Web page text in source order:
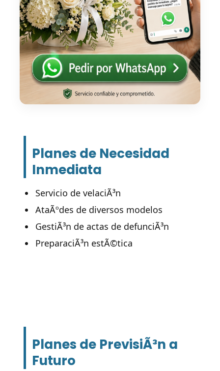
Planes de Necesidad
Inmediata
Servicio de velaciÃ³n
AtaÃºdes de diversos modelos
GestiÃ³n de actas de defunciÃ³n
PreparaciÃ³n estÃ©tica
Planes de PrevisiÃ³n a
Futuro